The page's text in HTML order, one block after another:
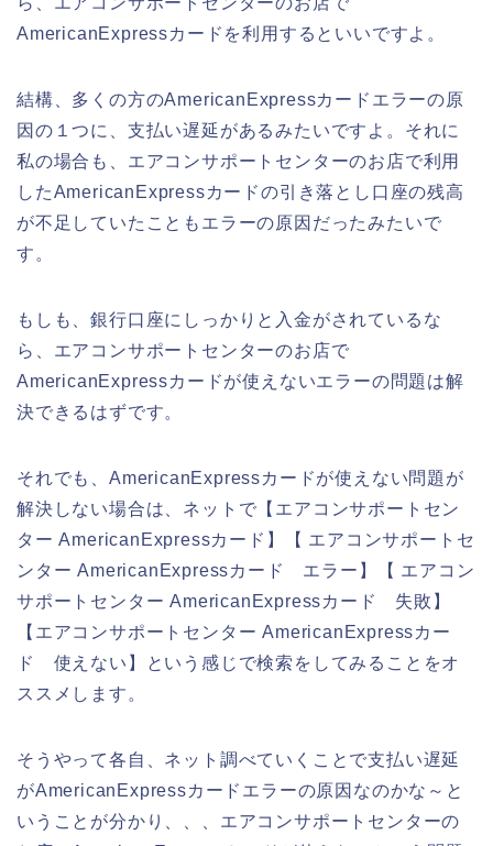
AmericanExpressカードを利用するといいですよ。
結構、多くの方のAmericanExpressカードエラーの原
因の１つに、支払い遅延があるみたいですよ。それに
私の場合も、エアコンサポートセンターのお店で利用
したAmericanExpressカードの引き落とし口座の残高
が不足していたこともエラーの原因だったみたいで
す。
もしも、銀行口座にしっかりと入金がされているな
ら、エアコンサポートセンターのお店で
AmericanExpressカードが使えないエラーの問題は解
決できるはずです。
それでも、AmericanExpressカードが使えない問題が
解決しない場合は、ネットで【エアコンサポートセン
ター AmericanExpressカード】【 エアコンサポートセ
ンター AmericanExpressカード エラー】【 エアコン
サポートセンター AmericanExpressカード 失敗】
【エアコンサポートセンター AmericanExpressカー
ド 使えない】という感じで検索をしてみることをオ
ススメします。
そうやって各自、ネット調べていくことで支払い遅延
がAmericanExpressカードエラーの原因なのかな～と
いうことが分かり、、、エアコンサポートセンターの